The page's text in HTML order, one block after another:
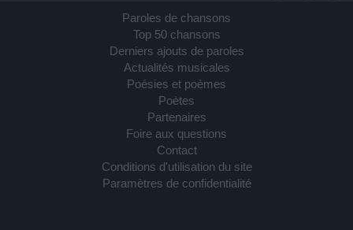
Paroles de chansons
Top 50 chansons
Derniers ajouts de paroles
Actualités musicales
Poésies et poèmes
Poètes
Partenaires
Foire aux questions
Contact
Conditions d'utilisation du site
Paramètres de confidentialité